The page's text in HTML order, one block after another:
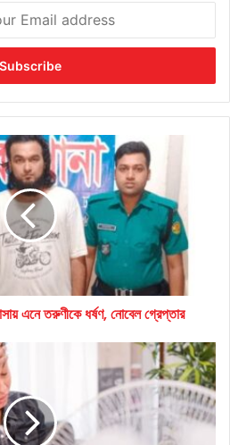
এনে তরুণীকে ধর্ষণ, নোবেল গ্রেপ্তার